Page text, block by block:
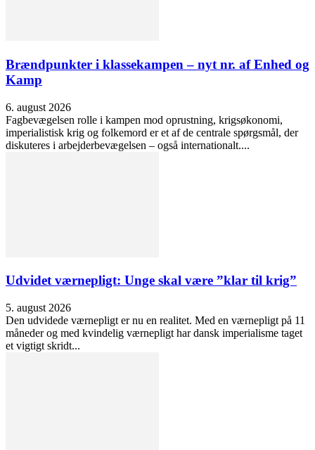
Brændpunkter i klassekampen – nyt nr. af Enhed og
Kamp
6. august 2026
Fagbevægelsen rolle i kampen mod oprustning, krigsøkonomi,
imperialistisk krig og folkemord er et af de centrale spørgsmål, der
diskuteres i arbejderbevægelsen – også internationalt....
Udvidet værnepligt: Unge skal være ”klar til krig”
5. august 2026
Den udvidede værnepligt er nu en realitet. Med en værnepligt på 11
måneder og med kvindelig værnepligt har dansk imperialisme taget
et vigtigt skridt...